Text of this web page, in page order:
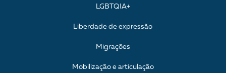
LGBTQIA+
Liberdade de expressão
Migrações
Mobilização e articulação